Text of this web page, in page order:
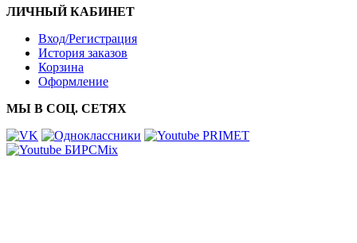
ЛИЧНЫЙ КАБИНЕТ
Вход/Регистрация
История заказов
Корзина
Оформление
МЫ В СОЦ. СЕТЯХ